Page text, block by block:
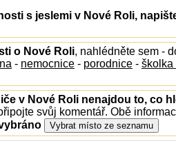
s jeslemi v Nové Roli,
o Nové Roli, nahlédněte sem -
- nemocnice - porodnice - školka
v Nové Roli nenajdou to, co
svůj komentář. Obě